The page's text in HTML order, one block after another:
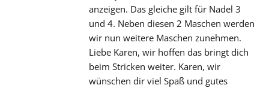
anzeigen. Das gleiche gilt für Nadel 3
und 4. Neben diesen 2 Maschen werden
wir nun weitere Maschen zunehmen.
Liebe Karen, wir hoffen das bringt dich
beim Stricken weiter. Karen, wir
wünschen dir viel Spaß und gutes